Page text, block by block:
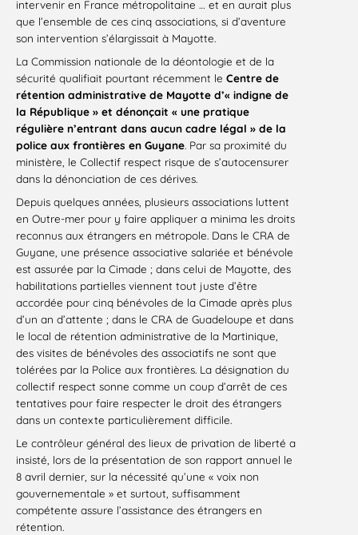
intervenir en France métropolitaine … et en aurait plus
que l’ensemble de ces cinq associations, si d’aventure
son intervention s’élargissait à Mayotte.
La Commission nationale de la déontologie et de la
sécurité qualifiait pourtant récemment le Centre de
rétention administrative de Mayotte d’« indigne de
la République » et dénonçait « une pratique
régulière n’entrant dans aucun cadre légal » de la
police aux frontières en Guyane. Par sa proximité du
ministère, le Collectif respect risque de s’autocensurer
dans la dénonciation de ces dérives.
Depuis quelques années, plusieurs associations luttent
en Outre-mer pour y faire appliquer a minima les droits
reconnus aux étrangers en métropole. Dans le CRA de
Guyane, une présence associative salariée et bénévole
est assurée par la Cimade ; dans celui de Mayotte, des
habilitations partielles viennent tout juste d’être
accordée pour cinq bénévoles de la Cimade après plus
d’un an d’attente ; dans le CRA de Guadeloupe et dans
le local de rétention administrative de la Martinique,
des visites de bénévoles des associatifs ne sont que
tolérées par la Police aux frontières. La désignation du
collectif respect sonne comme un coup d’arrêt de ces
tentatives pour faire respecter le droit des étrangers
dans un contexte particulièrement difficile.
Le contrôleur général des lieux de privation de liberté a
insisté, lors de la présentation de son rapport annuel le
8 avril dernier, sur la nécessité qu’une « voix non
gouvernementale » et surtout, suffisamment
compétente assure l’assistance des étrangers en
rétention.